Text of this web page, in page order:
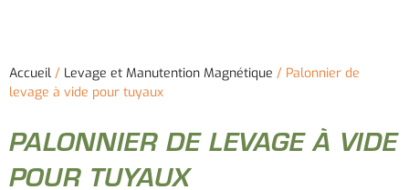
Accueil / Levage et Manutention Magnétique / Palonnier de
levage à vide pour tuyaux
PALONNIER DE LEVAGE À VIDE
POUR TUYAUX